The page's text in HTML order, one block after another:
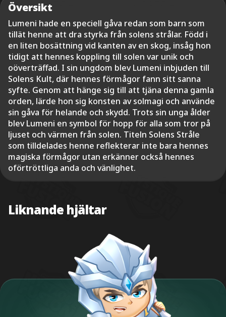
Översikt
Lumeni hade en speciell gåva redan som barn som
tillät henne att dra styrka från solens strålar. Född i
en liten bosättning vid kanten av en skog, insåg hon
tidigt att hennes koppling till solen var unik och
oöverträffad. I sin ungdom blev Lumeni inbjuden till
Solens Kult, där hennes förmågor fann sitt sanna
syfte. Genom att hänge sig till att tjäna denna gamla
orden, lärde hon sig konsten av solmagi och använde
sin gåva för helande och skydd. Trots sin unga ålder
blev Lumeni en symbol för hopp för alla som tror på
ljuset och värmen från solen. Titeln Solens Stråle
som tilldelades henne reflekterar inte bara hennes
magiska förmågor utan erkänner också hennes
oförtröttliga anda och vänlighet.
Liknande hjältar